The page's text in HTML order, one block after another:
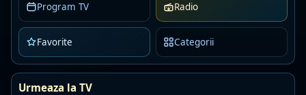
Program TV Radio
Favorite Categorii
Urmeaza la TV
One FM Dance
AAC · 88 kbps
Live
Asculta Detalii